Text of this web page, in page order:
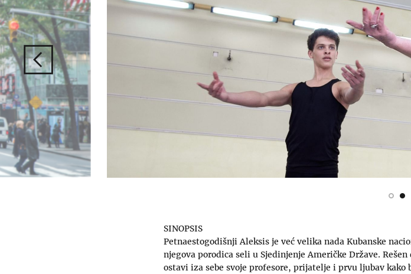
SINOPSIS
Petnaestogodišnji Aleksis je već velika nada Kubanske
njegova porodica seli u Sjedinjenje Američke Države.
ostavi iza sebe svoje profesore, prijatelje i prvu ljubav